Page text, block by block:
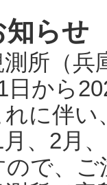
知らせ
所（
日から
に伴い
、2月
で、